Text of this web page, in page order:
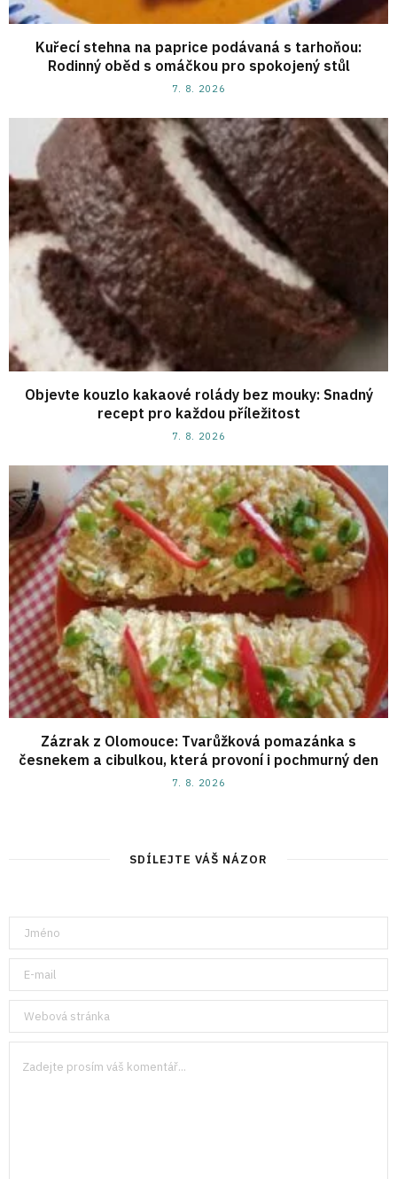
Kuřecí stehna na paprice podávaná s tarhoňou:
Rodinný oběd s omáčkou pro spokojený stůl
7. 8. 2026
Objevte kouzlo kakaové rolády bez mouky: Snadný
recept pro každou příležitost
7. 8. 2026
Zázrak z Olomouce: Tvarůžková pomazánka s
česnekem a cibulkou, která provoní i pochmurný den
7. 8. 2026
SDÍLEJTE VÁŠ NÁZOR